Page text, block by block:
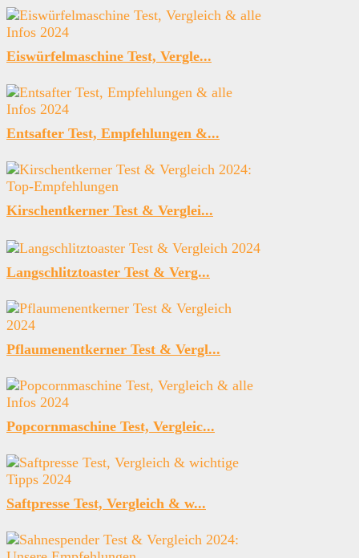
Eiswürfelmaschine Test, Vergle...
Entsafter Test, Empfehlungen &...
Kirschentkerner Test & Verglei...
Langschlitztoaster Test & Verg...
Pflaumenentkerner Test & Vergl...
Popcornmaschine Test, Vergleic...
Saftpresse Test, Vergleich & w...